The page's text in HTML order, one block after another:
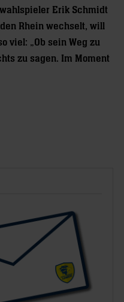
Erik Schmidt
Rhein wechselt, will
viel: „Ob sein Weg zu
zu sagen. Im Moment